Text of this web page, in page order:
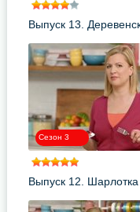
Выпуск 13.
Сезон 3
Выпуск 12. Шарлотка